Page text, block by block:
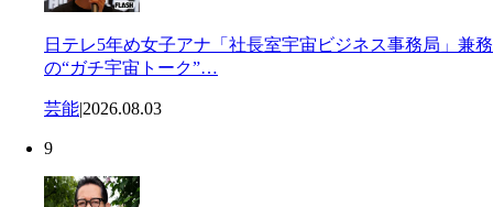
日テレ5年め女子アナ「社長室宇宙ビジネス事務局」兼務
の“ガチ宇宙トーク”…
芸能|2026.08.03
9